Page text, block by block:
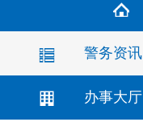
警务资讯
办事大厅